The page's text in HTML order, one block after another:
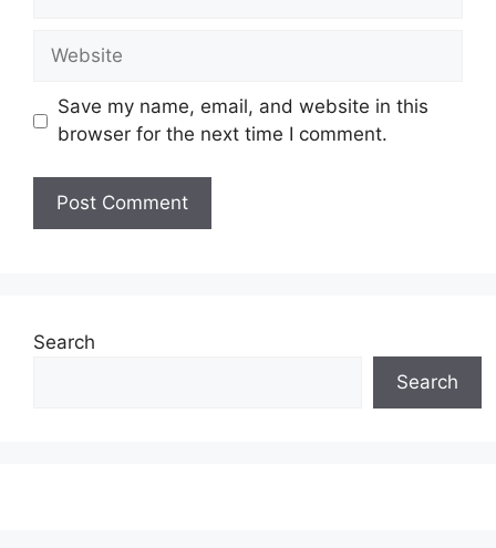
Website
Save my name, email, and website in this
browser for the next time I comment.
Search
Search